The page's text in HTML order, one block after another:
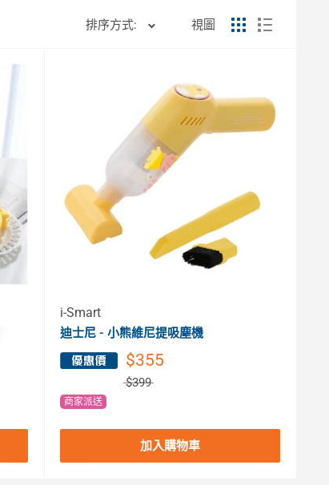
排序方式: 視圖
i-Smart
迪士尼 - 小熊維尼提吸塵機
$355
$399
商家派送
加入購物車